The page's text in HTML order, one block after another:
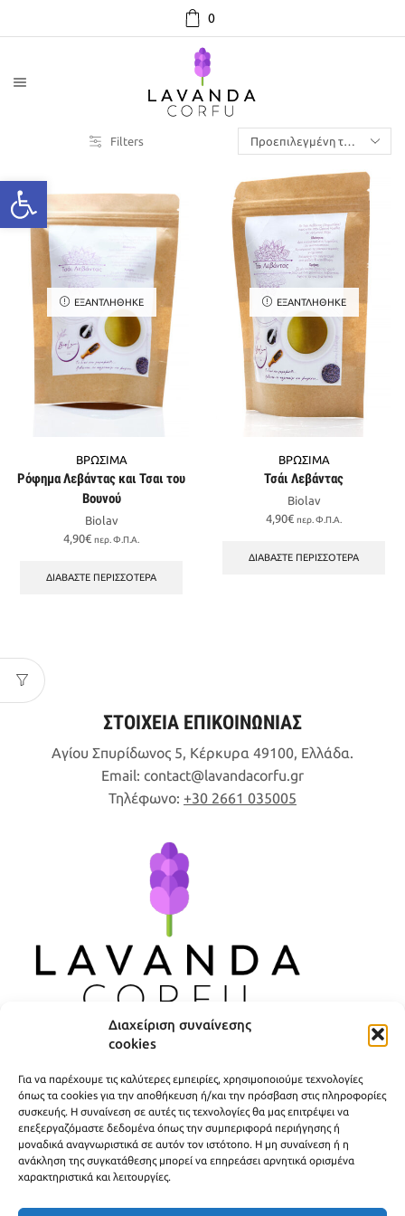
Διαχείριση συναίνεσης
cookies
Για να παρέχουμε τις καλύτερες εμπειρίες, χρησιμοποιούμε τεχνολογίες
όπως τα cookies για την αποθήκευση ή/και την πρόσβαση στις πληροφορίες
συσκευής. Η συναίνεση σε αυτές τις τεχνολογίες θα μας επιτρέψει να
επεξεργαζόμαστε δεδομένα όπως την συμπεριφορά περιήγησης ή
μοναδικά αναγνωριστικά σε αυτόν τον ιστότοπο. Η μη συναίνεση ή η
ανάκληση της συγκατάθεσης μπορεί να επηρεάσει αρνητικά ορισμένα
χαρακτηριστικά και λειτουργίες.
0
Filters
ΕΞΑΝΤΛΉΘΗΚΕ
ΒΡΩΣΙΜΑ
Ρόφημα Λεβάντας και Τσαι του
Βουνού
Biolav
4,90€ περ. Φ.Π.Α.
ΔΙΑΒΆΣΤΕ ΠΕΡΙΣΣΌΤΕΡΑ
ΕΞΑΝΤΛΉΘΗΚΕ
ΒΡΩΣΙΜΑ
Τσάι Λεβάντας
Biolav
4,90€ περ. Φ.Π.Α.
ΔΙΑΒΆΣΤΕ ΠΕΡΙΣΣΌΤΕΡΑ
ΣΤΟΙΧΕΙΑ ΕΠΙΚΟΙΝΩΝΙΑΣ
Αγίου Σπυρίδωνος 5, Κέρκυρα 49100, Ελλάδα.
Email: contact lavandacorfu gr
Τηλέφωνο: +30 2661 035005
ΧΡΗΣΙΜΟΙ ΣΥΝΔΕΣΜΟΙ
ΠΟΛΙΤΙΚΗ ΑΠΟΡΡΗΤΟΥ
ΟΡΟΙ ΧΡΗΣΗΣ
ΤΡΟΠΟΙ ΑΠΟΣΤΟΛΗΣ
ΤΡΟΠΟΙ ΠΛΗΡΩΜΗΣ